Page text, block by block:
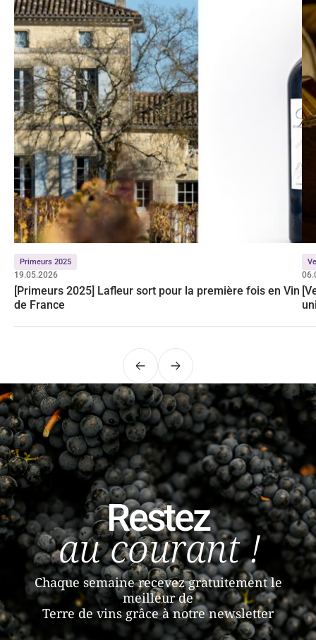
Primeurs 2025
19.05.2026
[Primeurs 2025] Lafleur sort pour la première fois en Vin
de France
PrécédentSuivant
Restez
au courant !
Chaque semaine recevez gratuitement le
meilleur de
Terre de vins grâce à notre newsletter